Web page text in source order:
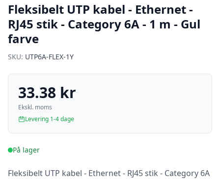
Fleksibelt UTP kabel - Ethernet -
RJ45 stik - Category 6A - 1 m - Gul
farve
SKU: UTP6A-FLEX-1Y
33.38 kr
Ekskl. moms
Levering 1-4 dage
På lager
Fleksibelt UTP kabel - Ethernet - RJ45 stik - Category 6A